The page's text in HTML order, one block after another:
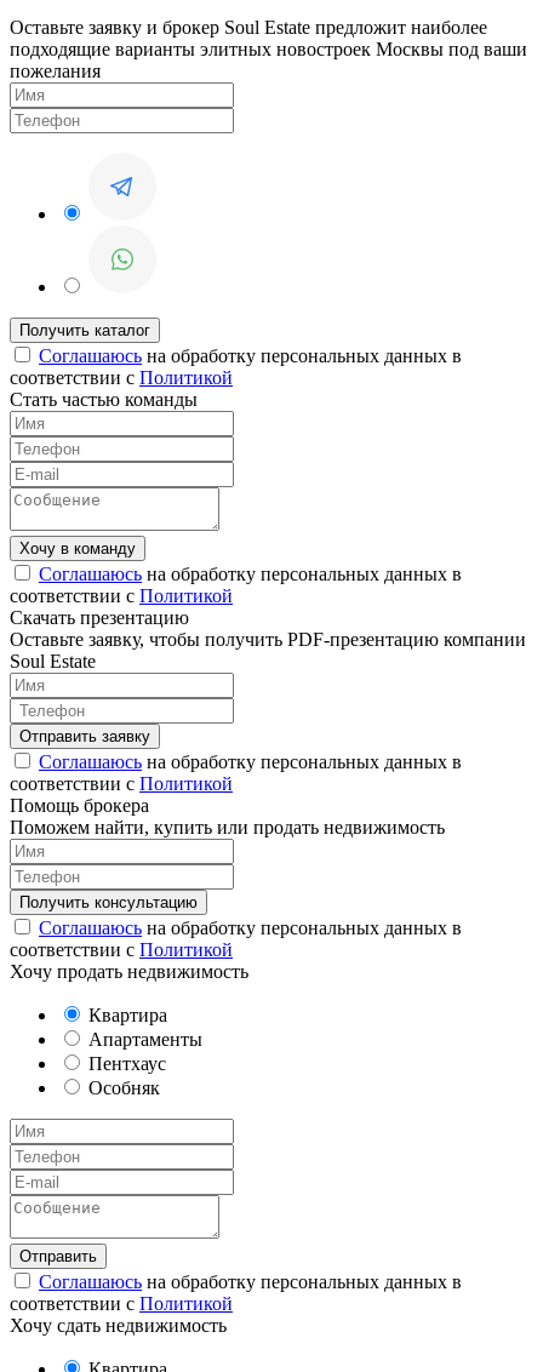
Оставьте заявку и брокер Soul Estate предложит наиболее
подходящие варианты элитных новостроек Москвы под ваши
пожелания
Соглашаюсь на обработку персональных данных в
соответствии с Политикой
Стать частью команды
Соглашаюсь на обработку персональных данных в
соответствии с Политикой
Скачать презентацию
Оставьте заявку, чтобы получить PDF-презентацию компании
Soul Estate
Соглашаюсь на обработку персональных данных в
соответствии с Политикой
Помощь брокера
Поможем найти, купить или продать недвижимость
Соглашаюсь на обработку персональных данных в
соответствии с Политикой
Хочу продать недвижимость
Квартира
Апартаменты
Пентхаус
Особняк
Соглашаюсь на обработку персональных данных в
соответствии с Политикой
Хочу сдать недвижимость